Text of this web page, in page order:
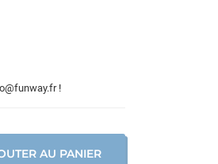
!
AU PANIER